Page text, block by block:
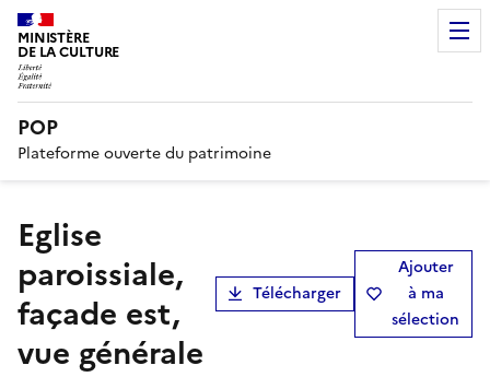
MINISTÈRE
DE LA CULTURE
POP
Plateforme ouverte du patrimoine
Eglise
paroissiale,
façade est,
vue générale
Télécharger
Ajouter
à ma
sélection